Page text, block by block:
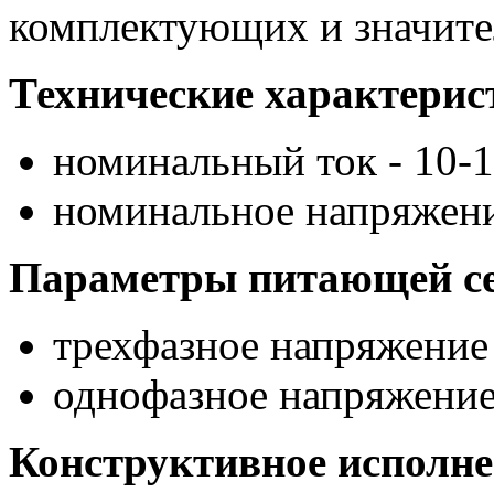
комплектующих и
Технические
номинальный ток - 10-
номинальное
Параметры питающей
трехфазное
однофазное
Конструктивное